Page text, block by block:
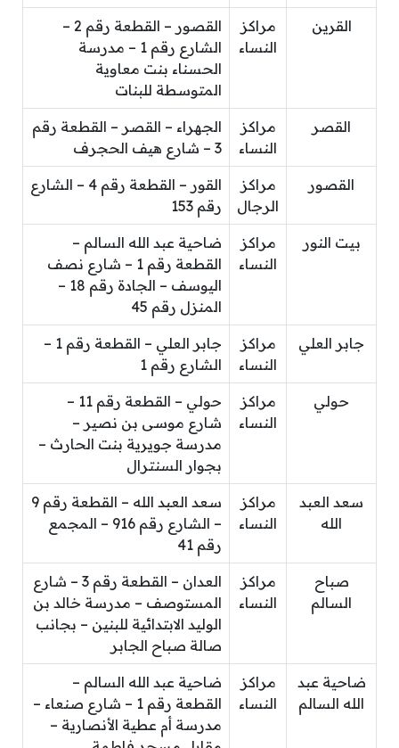
القرين
مراكز
النساء
القصور – القطعة رقم 2 –
الشارع رقم 1 – مدرسة
الحسناء بنت معاوية
المتوسطة للبنات
القصر
مراكز
النساء
الجهراء – القصر – القطعة رقم
3 – شارع هيف الحجرف
القصور
مراكز
الرجال
القور – القطعة رقم 4 – الشارع
رقم 153
بيت النور
مراكز
النساء
ضاحية عبد الله السالم –
القطعة رقم 1 – شارع نصف
اليوسف – الجادة رقم 18 –
المنزل رقم 45
جابر العلي
مراكز
النساء
جابر العلي – القطعة رقم 1 –
الشارع رقم 1
حولي
مراكز
النساء
حولي – القطعة رقم 11 –
شارع موسى بن نصير –
مدرسة جويرية بنت الحارث –
بجوار السنترال
سعد العبد
الله
مراكز
النساء
سعد العبد الله – القطعة رقم 9
– الشارع رقم 916 – المجمع
رقم 41
صباح
السالم
مراكز
النساء
العدان – القطعة رقم 3 – شارع
المستوصف – مدرسة خالد بن
الوليد الابتدائية للبنين – بجانب
صالة صباح الجابر
ضاحية عبد
الله السالم
مراكز
النساء
ضاحية عبد الله السالم –
القطعة رقم 1 – شارع صنعاء –
مدرسة أم عطية الأنصارية –